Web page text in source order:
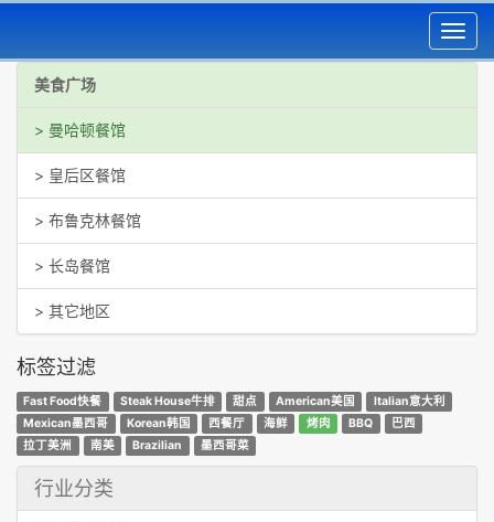
美食广场
> 曼哈顿餐馆
> 皇后区餐馆
> 布鲁克林餐馆
> 长岛餐馆
> 其它地区
标签过滤
Fast Food快餐 Steak House牛排 甜点 American美国
Italian意大利
Mexican墨西哥
Korean韩国 西餐厅 海鲜 烤肉 BBQ
巴西
拉丁美洲
南美 Brazilian 墨西哥菜
行业分类